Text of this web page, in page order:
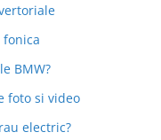
BMW?
foto si video
electric?